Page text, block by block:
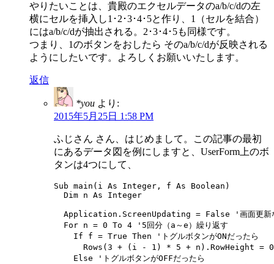
やりたいことは、貴殿のエクセルデータのa/b/c/dの左
横にセルを挿入し1･2･3･4･5と作り、1（セルを結合）
にはa/b/c/dが抽出される。2･3･4･5も同様です。
つまり、1のボタンをおしたら そのa/b/c/dが反映される
ようにしたいです。よろしくお願いいたします。
返信
*you より:
2015年5月25日 1:58 PM
ふじさん さん、はじめまして。この記事の最初
にあるデータ図を例にしますと、UserForm上のボ
タンは4つにして、
Sub main(i As Integer, f As Boolean)
  Dim n As Integer
Application.ScreenUpdating = False '画面更新
  For n = 0 To 4 '5回分（a～e）繰り返す
    If f = True Then 'トグルボタンがONだったら
Rows(3 + (i - 1) * 5 + n).RowHeight = 0 '
    Else 'トグルボタンがOFFだったら